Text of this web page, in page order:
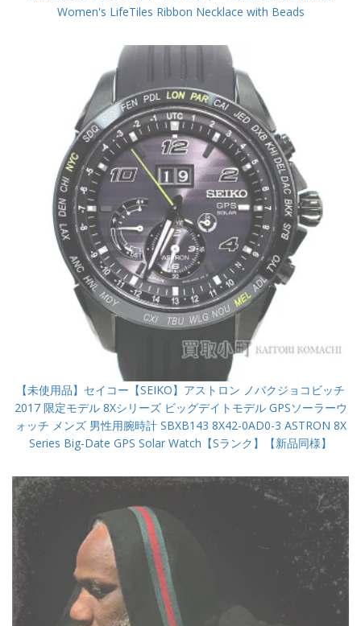
Women's LifeTiles Ribbon Necklace with Beads
【未使用品】セイコー【SEIKO】アストロン ノバクジョコビッチ
2017 限定モデル 8Xシリーズ ビッグデイトモデル GPSソーラーウ
ォッチ メンズ 男性用腕時計 SBXB143 8X42-0AD0-3 ASTRON 8X
Series Big-Date GPS Solar Watch【Sランク】【新品同様】